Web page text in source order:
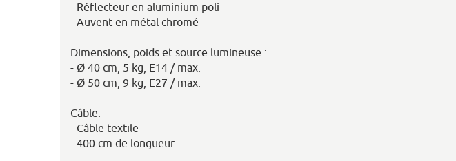
- Réflecteur en aluminium poli
- Auvent en métal chromé
Dimensions, poids et source lumineuse :
- Ø 40 cm, 5 kg, E14 / max.
- Ø 50 cm, 9 kg, E27 / max.
Câble:
- Câble textile
- 400 cm de longueur